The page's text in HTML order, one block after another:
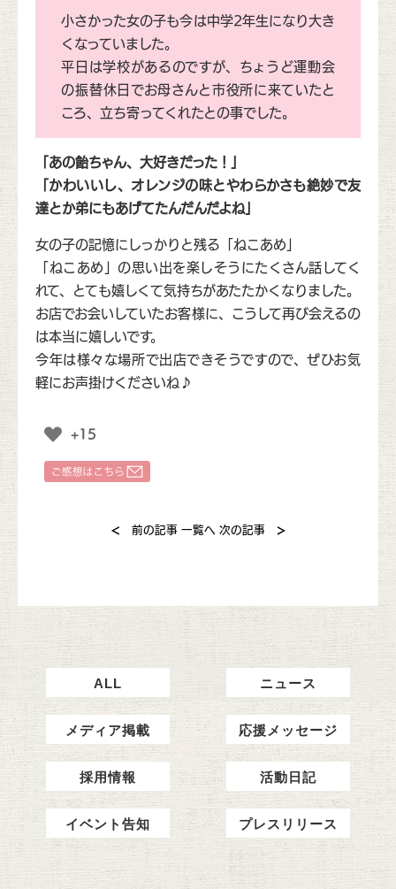
小さかった女の子も今は中学2年生になり大き
くなっていました。
平日は学校があるのですが、ちょうど運動会
の振替休日でお母さんと市役所に来ていたと
ころ、立ち寄ってくれたとの事でした。
「あの飴ちゃん、大好きだった！」
「かわいいし、オレンジの味とやわらかさも絶妙で友
達とか弟にもあげてたんだんだよね」
女の子の記憶にしっかりと残る「ねこあめ」
「ねこあめ」の思い出を楽しそうにたくさん話してく
れて、とても嬉しくて気持ちがあたたかくなりました。
お店でお会いしていたお客様に、こうして再び会えるの
は本当に嬉しいです。
今年は様々な場所で出店できそうですので、ぜひお気
軽にお声掛けくださいね♪
+15
< 前の記事 一覧へ 次の記事 >
ALL ニュース
メディア掲載 応援メッセージ
採用情報 活動日記
イベント告知 プレスリリース